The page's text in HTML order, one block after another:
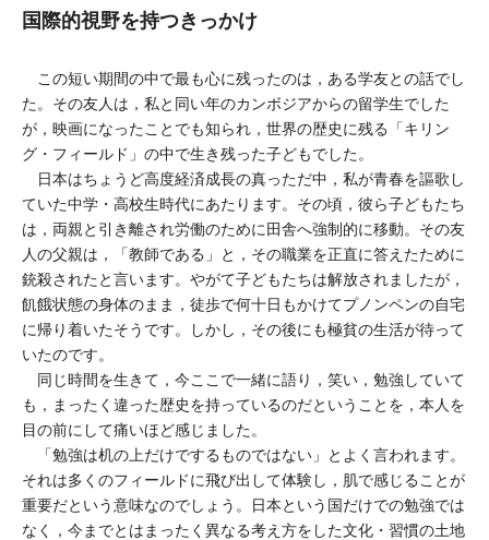
国際的視野を持つきっかけ
この短い期間の中で最も心に残ったのは，ある学友との話でし
た。その友人は，私と同い年のカンボジアからの留学生でした
が，映画になったことでも知られ，世界の歴史に残る「キリン
グ・フィールド」の中で生き残った子どもでした。
日本はちょうど高度経済成長の真っただ中，私が青春を謳歌し
ていた中学・高校生時代にあたります。その頃，彼ら子どもたち
は，両親と引き離され労働のために田舎へ強制的に移動。その友
人の父親は，「教師である」と，その職業を正直に答えたために
銃殺されたと言います。やがて子どもたちは解放されましたが，
飢餓状態の身体のまま，徒歩で何十日もかけてプノンペンの自宅
に帰り着いたそうです。しかし，その後にも極貧の生活が待って
いたのです。
同じ時間を生きて，今ここで一緒に語り，笑い，勉強していて
も，まったく違った歴史を持っているのだということを，本人を
目の前にして痛いほど感じました。
「勉強は机の上だけでするものではない」とよく言われます。
それは多くのフィールドに飛び出して体験し，肌で感じることが
重要だという意味なのでしょう。日本という国だけでの勉強では
なく，今までとはまったく異なる考え方をした文化・習慣の土地